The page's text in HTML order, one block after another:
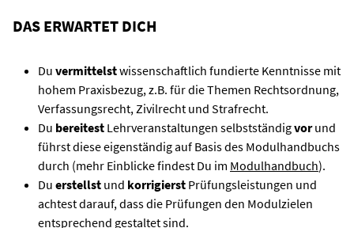
DAS ERWARTET DICH
Du vermittelstwissenschaftlich fundierte Kenntnisse mit
hohem Praxisbezug, z.B. für die Themen Rechtsordnung,
Verfassungsrecht, Zivilrecht und Strafrecht.
Du bereitest Lehrveranstaltungen selbstständigvorund
führst diese eigenständig auf Basis des Modulhandbuchs
durch (mehr Einblicke findest Du im Modulhandbuch).
Du erstellst und korrigierst Prüfungsleistungen und
achtest darauf, dass die Prüfungen den Modulzielen
entsprechend gestaltet sind.